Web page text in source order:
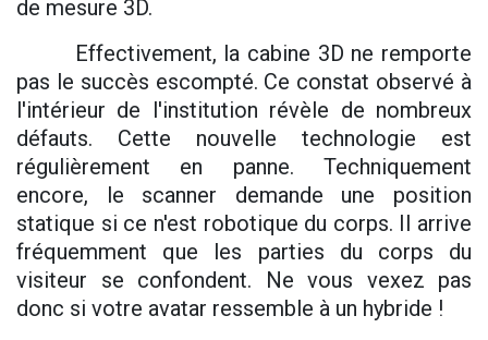
de mesure 3D.
Effectivement, la cabine 3D ne remporte
pas le succès escompté. Ce constat observé à
l'intérieur de l'institution révèle de nombreux
défauts. Cette nouvelle technologie est
régulièrement en panne. Techniquement
encore, le scanner demande une position
statique si ce n'est robotique du corps. Il arrive
fréquemment que les parties du corps du
visiteur se confondent. Ne vous vexez pas
donc si votre avatar ressemble à un hybride !